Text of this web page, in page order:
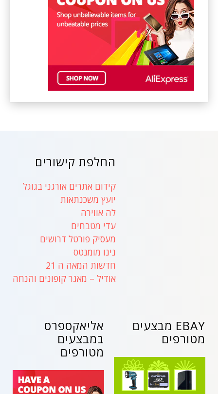
החלפת קישורים
קידום אתרים אורגני בגוגל
יועץ משכנתאות
לה אווירה
עדי מטבחים
מעסיק פורטל דרושים
נינו מומנטס
חדשות המאה ה 21
אודיל – מאגר קופונים והנחה
אליאקספרס
במבצעים
מטורפים
EBAY מבצעים
מטורפים